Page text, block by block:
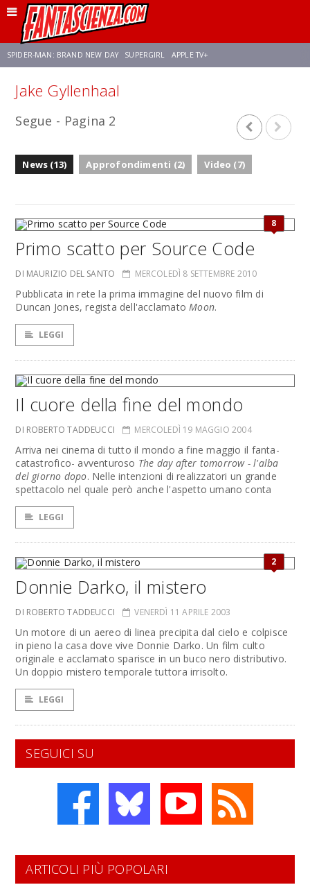
SPIDER-MAN: BRAND NEW DAY SUPERGIRL APPLE TV+
FRANCO RICCIARDIELLO
Jake Gyllenhaal
Segue - Pagina 2
News (13) Approfondimenti (2) Video (7)
8
Primo scatto per Source Code
DI MAURIZIO DEL SANTO MERCOLEDÌ 8 SETTEMBRE 2010
Pubblicata in rete la prima immagine del nuovo film di
Duncan Jones, regista dell'acclamatoMoon.
LEGGI
Il cuore della fine del mondo
DI ROBERTO TADDEUCCI MERCOLEDÌ 19 MAGGIO 2004
Arriva nei cinema di tutto il mondo a fine maggio il fanta-
catastrofico- avventuroso The day after tomorrow - l'alba
del giorno dopo. Nelle intenzioni di realizzatori un grande
spettacolo nel quale però anche l'aspetto umano conta
LEGGI
2
Donnie Darko, il mistero
DI ROBERTO TADDEUCCI VENERDÌ 11 APRILE 2003
Un motore di un aereo di linea precipita dal cielo e colpisce
in pieno la casa dove vive Donnie Darko. Un film culto
originale e acclamato sparisce in un buco nero distributivo.
Un doppio mistero temporale tuttora irrisolto.
LEGGI
SEGUICI SU
ARTICOLI PIÙ POPOLARI